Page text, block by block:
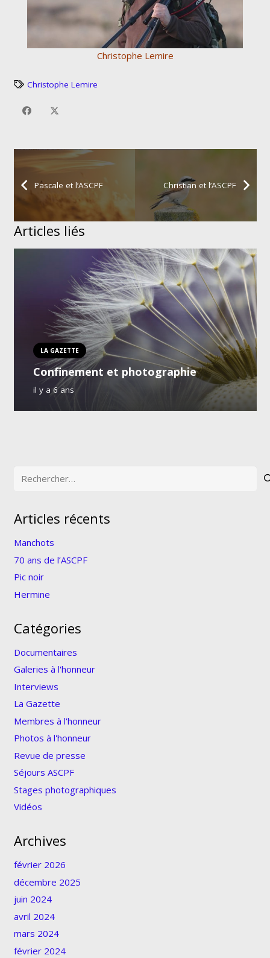
Christophe Lemire
Christophe Lemire
Pascale et l’ASCPF Christian et l’ASCPF
Articles liés
LA GAZETTE
Confinement et photographie
il y a 6 ans
Rechercher :
Articles récents
Manchots
70 ans de l’ASCPF
Pic noir
Hermine
Catégories
Documentaires
Galeries à l'honneur
Interviews
La Gazette
Membres à l'honneur
Photos à l'honneur
Revue de presse
Séjours ASCPF
Stages photographiques
Vidéos
Archives
février 2026
décembre 2025
juin 2024
avril 2024
mars 2024
février 2024